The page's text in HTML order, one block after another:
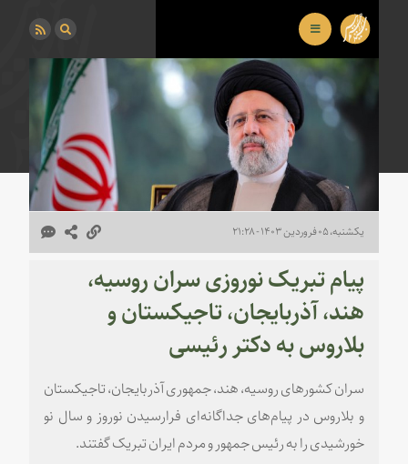
یکشنبه، ۰۵ فروردین ۱۴۰۳ - ۲۱:۲۸
پیام تبریک نوروزی سران روسیه،
هند، آذربایجان، تاجیکستان و
بلاروس به دکتر رئیسی
سران کشورهای روسیه، هند، جمهوری آذربایجان، تاجیکستان
و بلاروس در پیام‌های جداگانه‌ای فرارسیدن نوروز و سال نو
خورشیدی را به رئیس جمهور و مردم ایران تبریک گفتند.